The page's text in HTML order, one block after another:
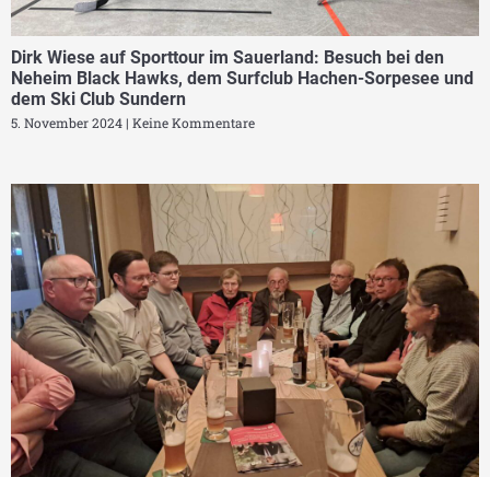
Dirk Wiese auf Sporttour im Sauerland: Besuch bei den
Neheim Black Hawks, dem Surfclub Hachen-Sorpesee und
dem Ski Club Sundern
5. November 2024 Keine Kommentare